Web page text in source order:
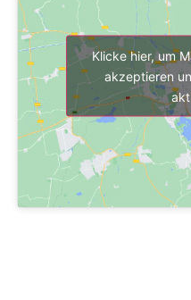
Klicke hier, um
akzeptieren